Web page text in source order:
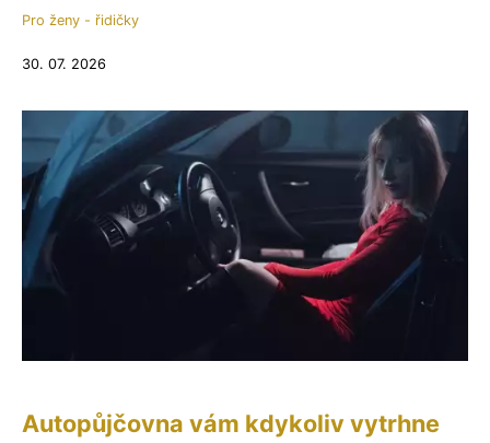
Pro ženy - řidičky
30. 07. 2026
Autopůjčovna vám kdykoliv vytrhne